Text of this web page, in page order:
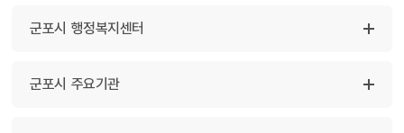
군포시 행정복지센터
군포시 주요기관